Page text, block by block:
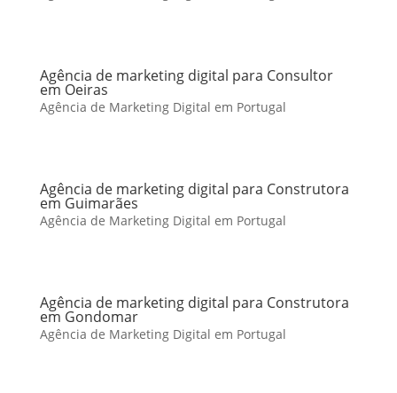
Agência de marketing digital para Consultor
em Oeiras
Agência de Marketing Digital em Portugal
Agência de marketing digital para Construtora
em Guimarães
Agência de Marketing Digital em Portugal
Agência de marketing digital para Construtora
em Gondomar
Agência de Marketing Digital em Portugal